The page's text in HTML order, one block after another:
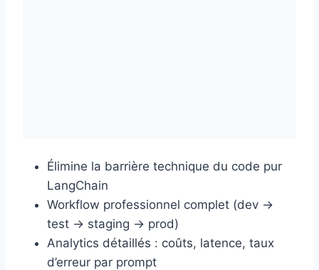
Élimine la barrière technique du code pur
LangChain
Workflow professionnel complet (dev →
test → staging → prod)
Analytics détaillés : coûts, latence, taux
d’erreur par prompt